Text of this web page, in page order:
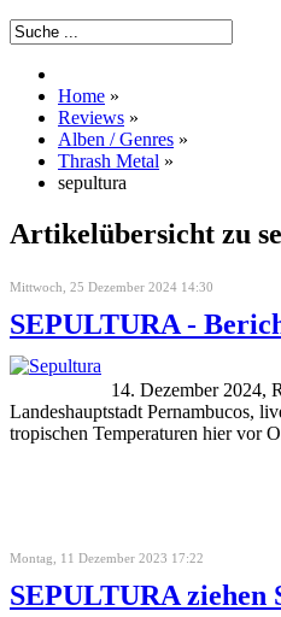
Home »
Reviews »
Alben / Genres »
Thrash Metal »
sepultura
Artikelübersicht zu
Mittwoch, 25 Dezember 2024 14:30
SEPULTURA -
14. Dezember 2024,
Landeshauptstadt Pernambucos,
tropischen Temperaturen hier vor
Montag, 11 Dezember 2023 17:22
SEPULTURA ziehen